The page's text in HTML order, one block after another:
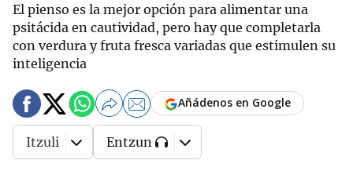
El pienso es la mejor opción para alimentar una
psitácida en cautividad, pero hay que completarla
con verdura y fruta fresca variadas que estimulen su
inteligencia
Añádenos en Google
Itzuli Entzun